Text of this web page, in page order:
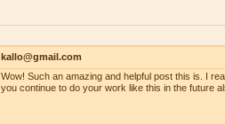
kallo@gmail.com
Wow! Such an amazing and helpful post this is. I
you continue to do your work like this in the future